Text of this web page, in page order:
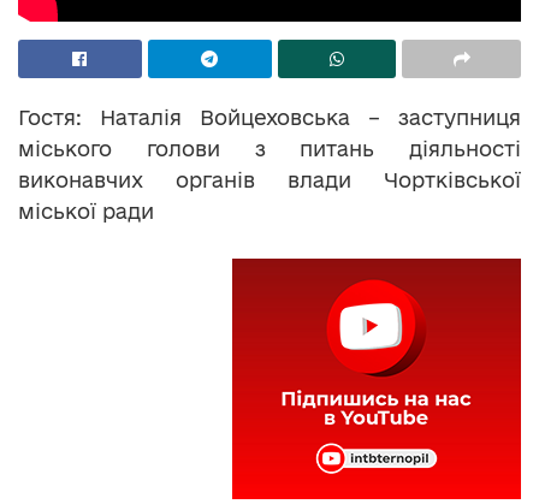
Гостя: Наталія Войцеховська – заступниця
міського голови з питань діяльності
виконавчих органів влади Чортківської
міської ради